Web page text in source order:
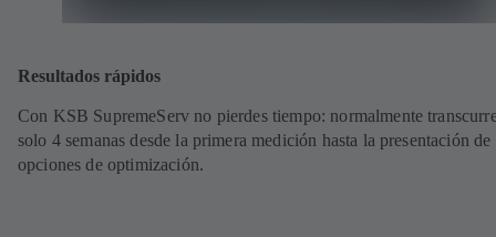
Resultados rápidos
Con KSB SupremeServ no pierdes tiempo: normalmente
solo 4 semanas desde la primera medición hasta la presentación de
opciones de optimización.